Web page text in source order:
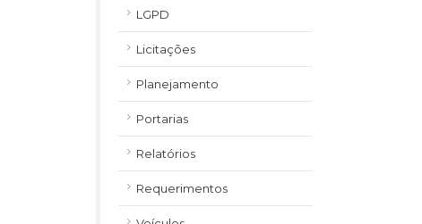
LGPD
Licitações
Planejamento
Portarias
Relatórios
Requerimentos